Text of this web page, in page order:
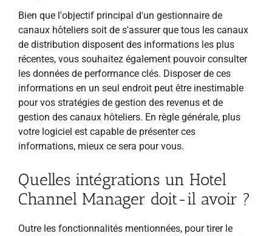
Bien que l'objectif principal d'un gestionnaire de
canaux hôteliers soit de s'assurer que tous les canaux
de distribution disposent des informations les plus
récentes, vous souhaitez également pouvoir consulter
les données de performance clés. Disposer de ces
informations en un seul endroit peut être inestimable
pour vos stratégies de gestion des revenus et de
gestion des canaux hôteliers. En règle générale, plus
votre logiciel est capable de présenter ces
informations, mieux ce sera pour vous.
Quelles intégrations un Hotel
Channel Manager doit-il avoir ?
Outre les fonctionnalités mentionnées, pour tirer le